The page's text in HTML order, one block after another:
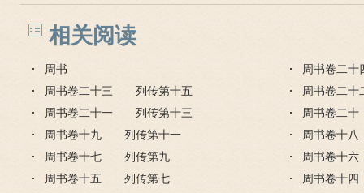
相关阅读
周书
周书卷二
周书卷二十三 列传第十五
周书卷二
周书卷二十一 列传第十三
周书卷二
周书卷十九 列传第十一
周书卷十
周书卷十七 列传第九
周书卷十
周书卷十五 列传第七
周书卷十